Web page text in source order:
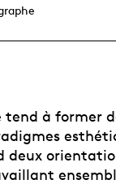
tend à former